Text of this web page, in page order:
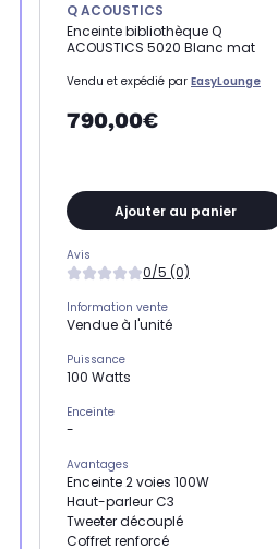
Q ACOUSTICS
Enceinte bibliothèque Q
ACOUSTICS 5020 Blanc mat
Vendu et expédié par EasyLounge
790,00€
Ajouter au panier
Avis
0/5 (0)
Information vente
Vendue à l'unité
Puissance
100 Watts
Enceinte
-
Avantages
Enceinte 2 voies 100W
Haut-parleur C3
Tweeter découplé
Coffret renforcé